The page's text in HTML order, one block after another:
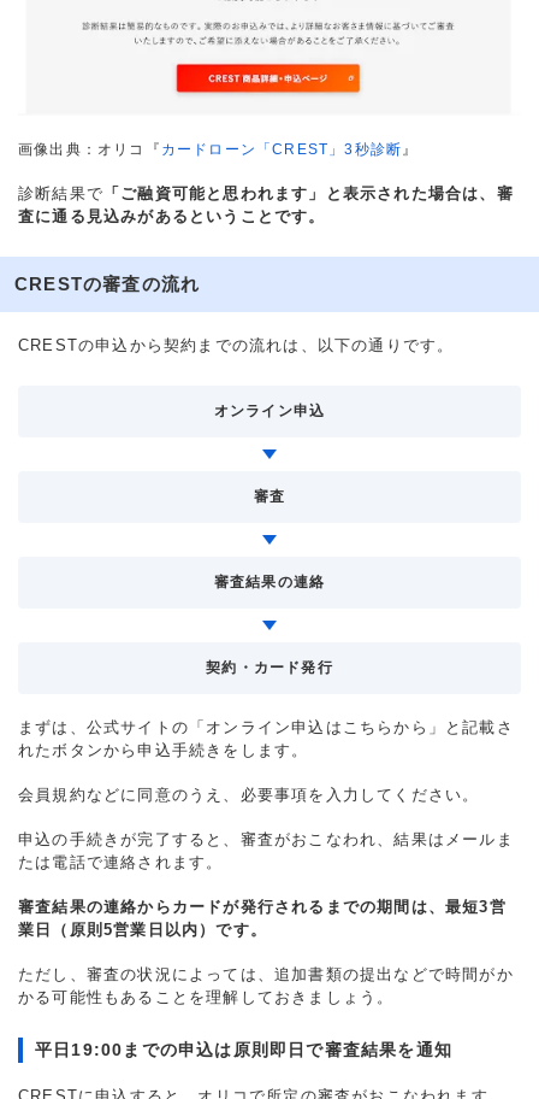
画像出典：オリコ『 カードローン「CREST」3秒診断』
診断結果で 「ご融資可能と思われます」と表示された場合は、審
査に通る見込みがあるということです。
CRESTの審査の流れ
CRESTの申込から契約までの流れは、以下の通りです。
オンライン申込
審査
審査結果の連絡
契約・カード発行
まずは、公式サイトの「オンライン申込はこちらから」と記載さ
れたボタンから申込手続きをします。
会員規約などに同意のうえ、必要事項を入力してください。
申込の手続きが完了すると、審査がおこなわれ、結果はメールま
たは電話で連絡されます。
審査結果の連絡からカードが発行されるまでの期間は、最短3営
業日（原則5営業日以内）です。
ただし、審査の状況によっては、追加書類の提出などで時間がか
かる可能性もあることを理解しておきましょう。
平日19:00までの申込は原則即日で審査結果を通知